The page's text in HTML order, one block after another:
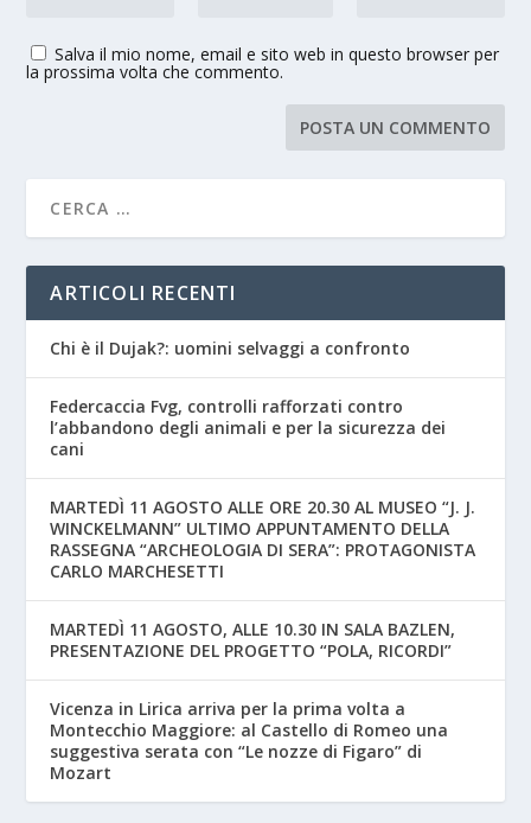
Salva il mio nome, email e sito web in questo browser per
la prossima volta che commento.
ARTICOLI RECENTI
Chi è il Dujak?: uomini selvaggi a confronto
Federcaccia Fvg, controlli rafforzati contro
l’abbandono degli animali e per la sicurezza dei
cani
MARTEDÌ 11 AGOSTO ALLE ORE 20.30 AL MUSEO “J. J.
WINCKELMANN” ULTIMO APPUNTAMENTO DELLA
RASSEGNA “ARCHEOLOGIA DI SERA”: PROTAGONISTA
CARLO MARCHESETTI
MARTEDÌ 11 AGOSTO, ALLE 10.30 IN SALA BAZLEN,
PRESENTAZIONE DEL PROGETTO “POLA, RICORDI”
Vicenza in Lirica arriva per la prima volta a
Montecchio Maggiore: al Castello di Romeo una
suggestiva serata con “Le nozze di Figaro” di
Mozart